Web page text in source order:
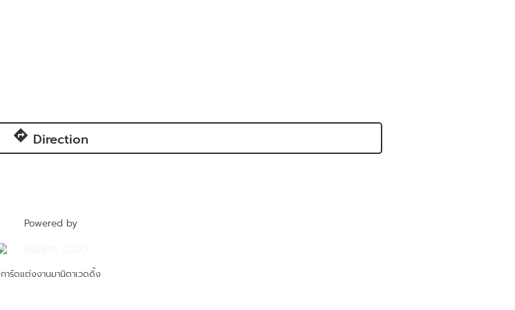
directions Direction
Powered by
การ์ดแต่งงานมานิตาเวดดิ้ง